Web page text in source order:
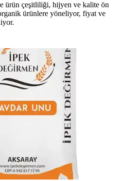
ürün çeşitliliği, hijyen ve kalite ön
ürünlere yöneliyor, fiyat ve